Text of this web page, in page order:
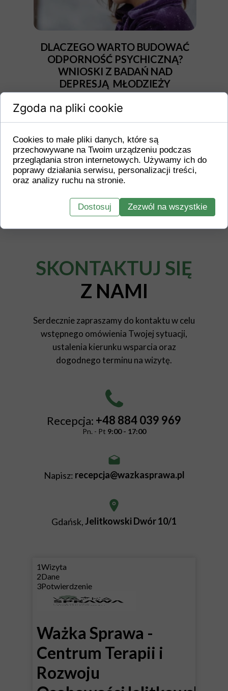
DLACZEGO WARTO BUDOWAĆ
ODPORNOŚĆ PSYCHICZNĄ?
WNIOSKI Z BADAŃ NAD
DEPRESJĄ MŁODZIEŻY
W ostatnich latach badania psychologiczne i
psychiatryczne jednoznacznie pokazują, że
kondycja psychiczna młodzieży staje się
jednym z najważniejszych wyzwań zdrowia
publicznego. Depresja coraz częściej dotyka
młodszych osób, a specjaliści podkreślają,...
Dowiedz się więcej ››
Gdańsk,Jelitkowski Dwór 10/1
Napisz: recepcja@wazkasprawa.pl
Recepcja: +48 884 039 969
Pn. - Pt 9:00 - 17:00
SKONTAKTUJ SIĘ
Z NAMI
Serdecznie zapraszamy do kontaktu w celu
wstępnego omówienia Twojej sytuacji,
ustalenia kierunku wsparcia oraz
dogodnego terminu na wizytę.
Zgoda na pliki cookie
Cookies to małe pliki danych, które są
przechowywane na Twoim urządzeniu podczas
przeglądania stron internetowych. Używamy ich do
poprawy działania serwisu, personalizacji treści,
oraz analizy ruchu na stronie.
Dostosuj Zezwól na wszystkie